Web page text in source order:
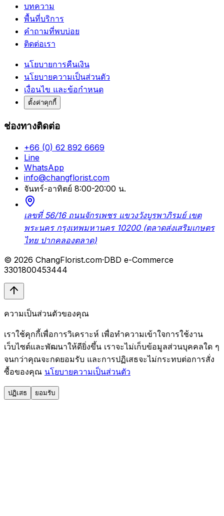
บทความ
พื้นที่บริการ
คำถามที่พบบ่อย
ติดต่อเรา
นโยบายการคืนเงิน
นโยบายความเป็นส่วนตัว
เงื่อนไข และข้อกำหนด
ตั้งค่าคุกกี้
ช่องทางติดต่อ
+66 (0) 62 892 6669
Line
WhatsApp
info@changflorist.com
จันทร์-อาทิตย์ 8:00-20:00 น.
เลขที่ 56/16 ถนนจักรเพชร แขวงวังบูรพาภิรมย์ เขต
พระนคร กรุงเทพมหานคร 10200 (ตลาดส่งเสริมเกษตร
ไทย ปากคลองตลาด)
© 2026 ChangFlorist.com·DBD e-Commerce
3301800453444
ความเป็นส่วนตัวของคุณ
เราใช้คุกกี้เพื่อการวิเคราะห์ เพื่อทำความเข้าใจการใช้งาน
เว็บไซต์และพัฒนาให้ดียิ่งขึ้น เราจะไม่เก็บข้อมูลส่วนบุคคลใด ๆ
จนกว่าคุณจะกดยอมรับ และการปฏิเสธจะไม่กระทบต่อการสั่ง
ซื้อของคุณ นโยบายความเป็นส่วนตัว
ปฏิเสธ ยอมรับ